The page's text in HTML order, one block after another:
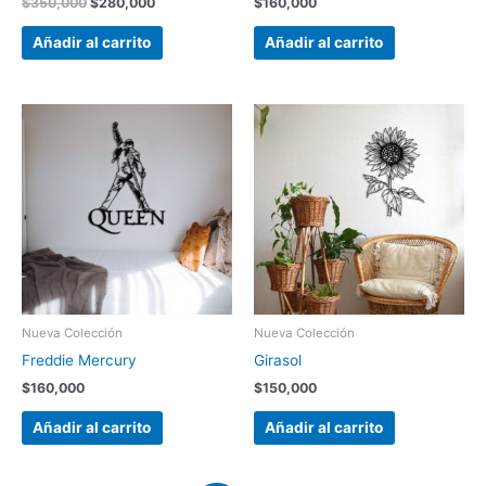
Añadir al carrito Añadir al carrito
Nueva Colección
Freddie Mercury
$160,000
Añadir al carrito
Nueva Colección
Girasol
$150,000
Añadir al carrito